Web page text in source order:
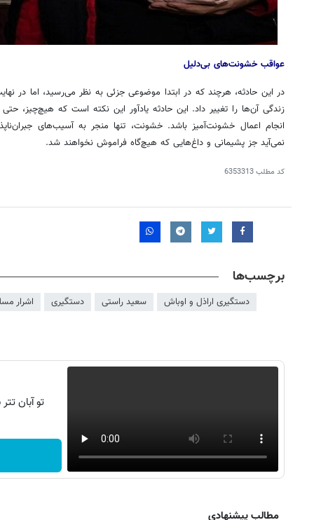
عواقب خشونت‌های بی‌دلیل
در این حادثه، هرچند که در ابتدا موضوعی جزئی به نظر می‌رسید، اما در
زندگی آن‌ها را تغییر داد. این حادثه یادآور این نکته است که هیچ‌چیز،
انجام اعمال خشونت‌آمیز باشد. خشونت، تنها منجر به آسیب‌های
نمی‌آید جز پشیمانی و داغ‌هایی که هیچ‌گاه فراموش نخواهند شد.
کد مطلب6353313
برچسب‌ها
دستگیری اراذل و اوباش سعید راستی دستگیری اشرار
تو آبان
مطالب پیشنهادی